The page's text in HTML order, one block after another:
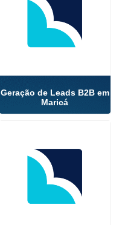
Geração de Leads B2B em
Maricá